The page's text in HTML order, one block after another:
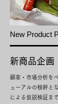
New Product
​新商品企画
顧客・市場分析を
ューアルの根幹と
による仮説検証ま